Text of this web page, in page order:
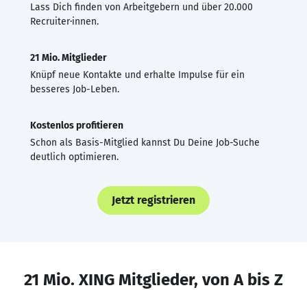
Lass Dich finden von Arbeitgebern und über 20.000
Recruiter·innen.
21 Mio. Mitglieder
Knüpf neue Kontakte und erhalte Impulse für ein
besseres Job-Leben.
Kostenlos profitieren
Schon als Basis-Mitglied kannst Du Deine Job-Suche
deutlich optimieren.
Jetzt registrieren
21 Mio. XING Mitglieder, von A bis Z